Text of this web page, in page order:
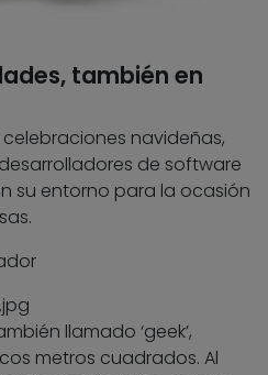
también en
celebraciones navideñas,
de software
su entorno para la ocasión
llamado ‘geek’,
metros cuadrados. Al